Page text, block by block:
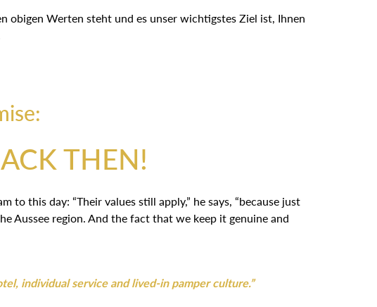
obigen Werten steht und es unser wichtigstes Ziel ist, Ihnen
THEN!
this day: “Their values still apply,” he says, “because just
Aussee region. And the fact that we keep it genuine and
individual service and lived-in pamper culture.”